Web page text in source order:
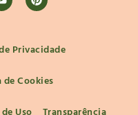
Privacidade
Cookies